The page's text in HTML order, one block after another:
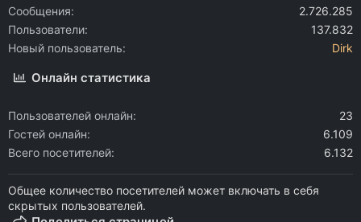
Сообщения
2.726.285
Пользователи
137.832
Новый пользователь
Dirk
Онлайн статистика
Пользователей онлайн
23
Гостей онлайн
6.109
Всего посетителей
6.132
Общее количество посетителей может включать в себя
скрытых пользователей.